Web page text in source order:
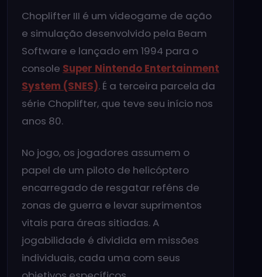
Choplifter III é um videogame de ação
e simulação desenvolvido pela Beam
Software e lançado em 1994 para o
console Super Nintendo Entertainment
System (SNES). É a terceira parcela da
série Choplifter, que teve seu início nos
anos 80.
No jogo, os jogadores assumem o
papel de um piloto de helicóptero
encarregado de resgatar reféns de
zonas de guerra e levar suprimentos
vitais para áreas sitiadas. A
jogabilidade é dividida em missões
individuais, cada uma com seus